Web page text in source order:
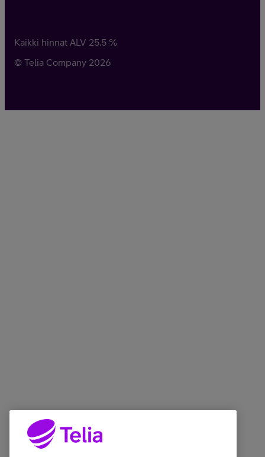
Kaikki hinnat ALV 25,5 %
© Telia Company 2026